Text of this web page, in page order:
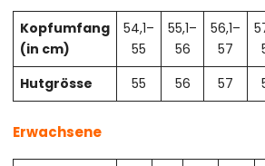
Kopfumfang
(in cm)
54,1–
55
55,1–
56
56,1–
57
Hutgrösse
55 56 57
Erwachsene